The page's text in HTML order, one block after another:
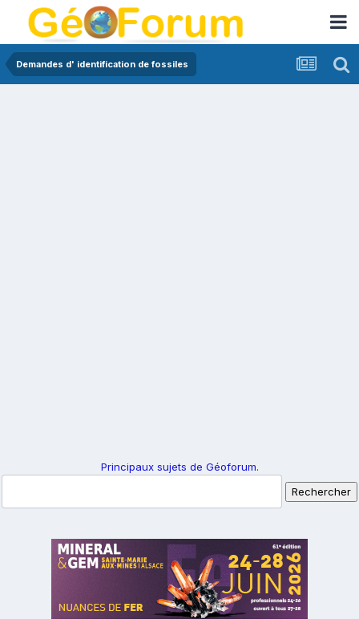
Demandes d' identification de fossiles
Principaux sujets de Géoforum.